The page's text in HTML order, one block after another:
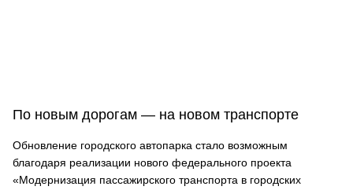
По новым дорогам — на новом транспорте
Обновление городского автопарка стало возможным
благодаря реализации нового федерального проекта
«Модернизация пассажирского транспорта в городских